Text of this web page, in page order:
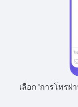
เลือก "การโทรผ่